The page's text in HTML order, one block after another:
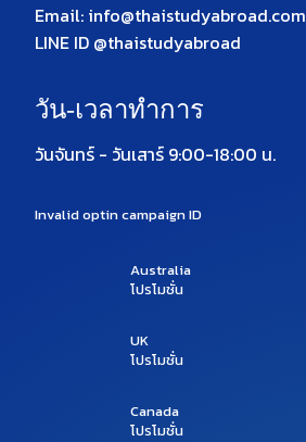
Email: info@thaistudyabroad.com
LINE ID @thaistudyabroad
วัน-เวลาทำการ
วันจันทร์ - วันเสาร์ 9:00-18:00 น.
Invalid optin campaign ID
Australia
โปรโมชั่น
UK
โปรโมชั่น
Canada
โปรโมชั่น